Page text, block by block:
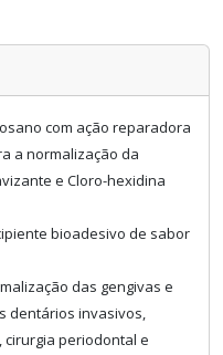
com ação reparadora
a normalização da
e Cloro-hexidina
bioadesivo de sabor
das gengivas e
dentários invasivos,
periodontal e